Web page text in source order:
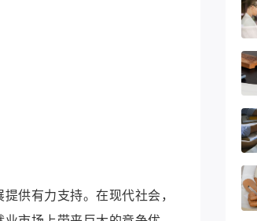
供有力支持。在现代社会，